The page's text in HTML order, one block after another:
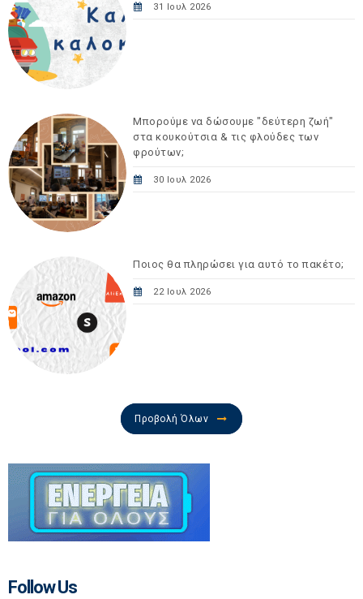
31 Ιουλ 2026
Μπορούμε να δώσουμε "δεύτερη ζωή"
στα κουκούτσια & τις φλούδες των
φρούτων;
30 Ιουλ 2026
Ποιος θα πληρώσει για αυτό το πακέτο;
22 Ιουλ 2026
Προβολή Όλων
Follow Us